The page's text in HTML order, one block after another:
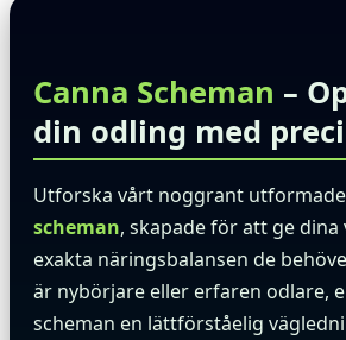
Canna Scheman –
din odling med
Utforska vårt noggrant
scheman, skapade för att ge dina
exakta näringsbalansen de
är nybörjare eller erfaren odlare,
scheman en lättförståelig